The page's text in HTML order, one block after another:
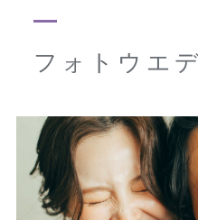
フォトウエ